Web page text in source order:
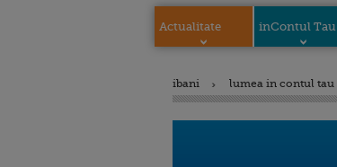
Actualitate inContul Tau
ibani lumea in contul tau